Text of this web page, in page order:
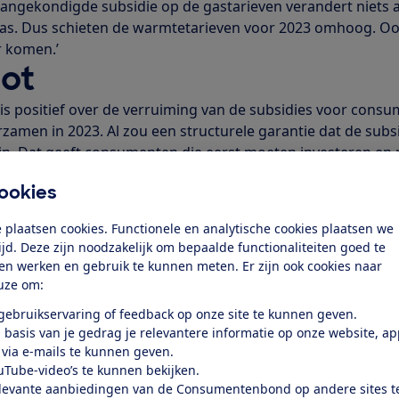
plaatsen cookies. Functionele en analytische cookies plaatsen we
Deze zijn noodzakelijk om bepaalde functionaliteiten goed te
werken en gebruik te kunnen meten. Er zijn ook cookies naar
om:
of feedback op onze site te kunnen geven.
basis van je gedrag je relevantere informatie op onze website,
e-mails te kunnen geven.
video’s te kunnen bekijken.
aanbiedingen van de Consumentenbond op andere sites
subsidie op de gastarieven verandert niets
Dus schieten de warmtetarieven voor 2023 omhoog.
positief over de verruiming van de subsidies voor
in 2023. Al zou een structurele garantie dat de
Dat geeft consumenten die eerst moeten investeren en
krijgen veel meer zekerheid.
verhuur
krijgen om slecht geïsoleerde huurwoningen
nodig. Maar door zich vooral te richten op
Molenaar: ‘Particuliere verhuurders worden nergens toe
dat die geen vinger uitsteken om huizen
de huurders met een hoge energierekening, terwijl ze
dan gemiddeld. We horen graag hoe het kabinet dat